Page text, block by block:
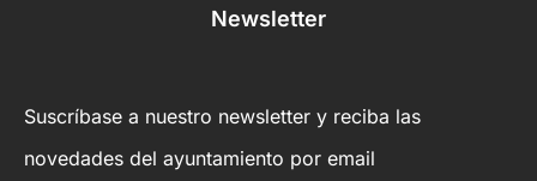
Newsletter
Suscríbase a nuestro newsletter y reciba las
novedades del ayuntamiento por email